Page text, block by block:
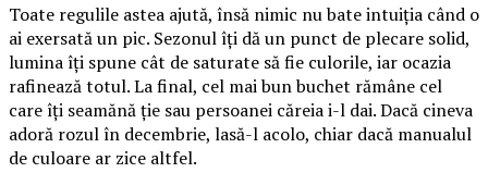
Toate regulile astea ajută, însă nimic nu bate intuiția când o
ai exersată un pic. Sezonul îți dă un punct de plecare solid,
lumina îți spune cât de saturate să fie culorile, iar ocazia
rafinează totul. La final, cel mai bun buchet rămâne cel
care îți seamănă ție sau persoanei căreia i-l dai. Dacă cineva
adoră rozul în decembrie, lasă-l acolo, chiar dacă manualul
de culoare ar zice altfel.